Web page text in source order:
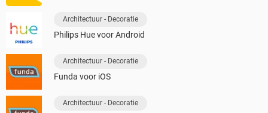
Architectuur - Decoratie
Philips Hue voor Android
Architectuur - Decoratie
Funda voor iOS
Architectuur - Decoratie